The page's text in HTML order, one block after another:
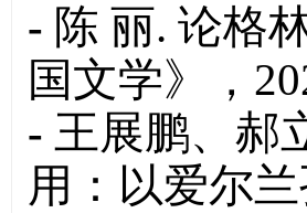
- 陈 丽. 论格
国文学》，
- 王展鹏、郝
用：以爱尔